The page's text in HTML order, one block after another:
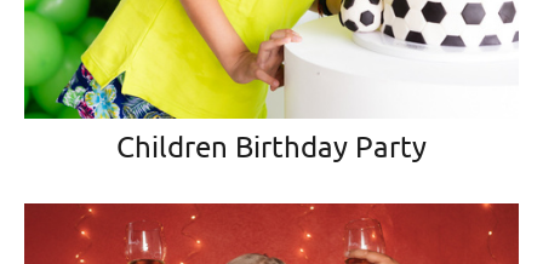
Children Birthday Party